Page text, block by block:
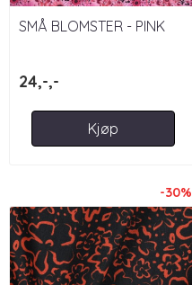
SMÅ BLOMSTER - PINK
24,-,-
Kjøp
-30%